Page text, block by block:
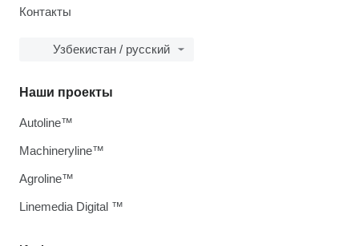
Контакты
Узбекистан / русский
Наши проекты
Autoline™
Machineryline™
Agroline™
Linemedia Digital ™